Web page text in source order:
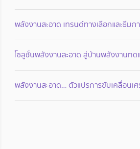
พลังงานสะอาด เทรนด์ทางเลือกและธีม
โซลูชั่นพลังงานสะอาด สู่บ้านพลังงานทด
พลังงานสะอาด… ตัวแปรการขับเคลื่อนเ